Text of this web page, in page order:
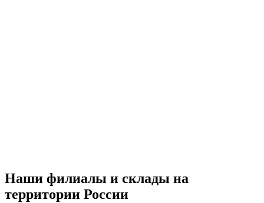
Наши филиалы и склады на
территории России